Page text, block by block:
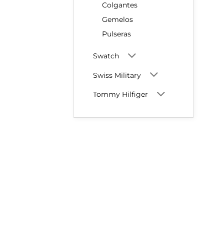
Colgantes
Gemelos
Pulseras
Swatch
Swiss Military
Tommy Hilfiger